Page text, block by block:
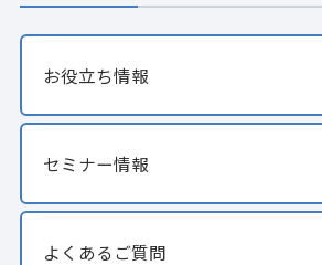
お役立ち情報
セミナー情報
よくあるご質問